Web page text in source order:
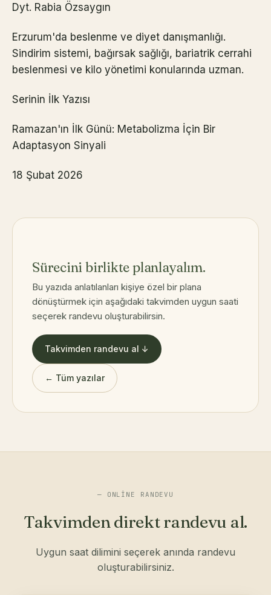
Dyt. Rabia Özsaygın
Erzurum'da beslenme ve diyet danışmanlığı.
Sindirim sistemi, bağırsak sağlığı, bariatrik cerrahi
beslenmesi ve kilo yönetimi konularında uzman.
Serinin İlk Yazısı
Ramazan'ın İlk Günü: Metabolizma İçin Bir
Adaptasyon Sinyali
18 Şubat 2026
Sürecini birlikte planlayalım.
Bu yazıda anlatılanları kişiye özel bir plana
dönüştürmek için aşağıdaki takvimden uygun saati
seçerek randevu oluşturabilirsin.
Takvimden randevu al ↓
← Tüm yazılar
— ONLINE RANDEVU
Takvimden direkt randevu al.
Uygun saat dilimini seçerek anında randevu
oluşturabilirsiniz.